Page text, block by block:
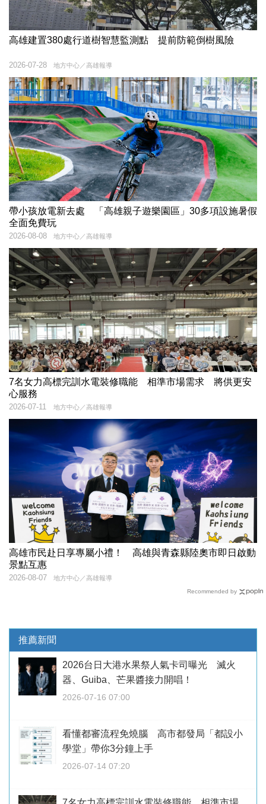
高雄建置380處行道樹智慧監測點 提前防範倒樹風險
地方中心／高雄報導
2026-07-28
帶小孩放電新去處 「高雄親子遊樂園區」30多項設施暑假
全面免費玩
地方中心／高雄報導
2026-08-08
7名女力高標完訓水電裝修職能 相準市場需求 將供更安
心服務
地方中心／高雄報導
2026-07-11
高雄市民赴日享專屬小禮！ 高雄與青森縣陸奧市即日啟動
景點互惠
地方中心／高雄報導
2026-08-07
Recommended by
推薦新聞
2026台日大港水果祭人氣卡司曝光 滅火
器、Guiba、芒果醬接力開唱！
2026-07-16 07:00
看懂都審流程免燒腦 高市都發局「都設小
學堂」帶你3分鐘上手
2026-07-14 07:20